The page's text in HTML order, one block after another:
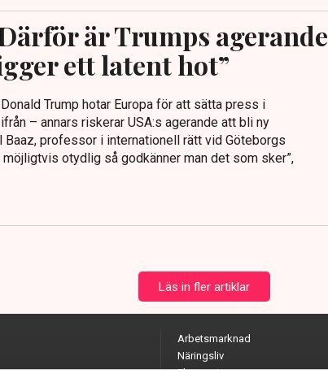
är Trumps agerande
ett latent hot”
Trump hotar Europa för att sätta press i
– annars riskerar USA:s agerande att bli ny
Baaz, professor i internationell rätt vid Göteborgs
otydlig så godkänner man det som sker”,
Läs in fler artiklar
Arbetsmarknad
Näringsliv
Ekonomi